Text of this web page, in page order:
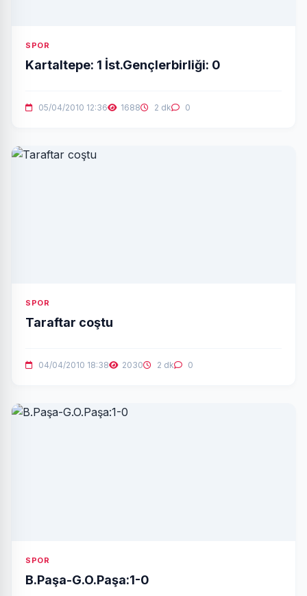
SPOR
Kartaltepe: 1 İst.Gençlerbirliği: 0
05/04/2010 12:36 1688 2 dk 0
SPOR
Taraftar coştu
04/04/2010 18:38 2030 2 dk 0
SPOR
B.Paşa-G.O.Paşa:1-0